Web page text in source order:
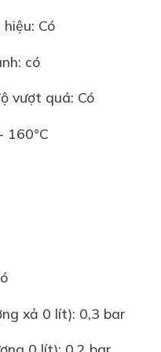
hiệu: Có
có
vượt quá: Có
- 160°C
xả 0 lít): 0,3 bar